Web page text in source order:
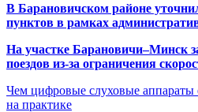
В Барановичском районе
пунктов в рамках
На участке Барановичи–Минск
поездов из-за ограничения
Чем цифровые слуховые аппараты
на практике